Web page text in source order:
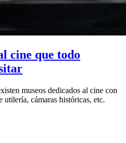
cine que todo
museos dedicados al cine con
utilería, cámaras históricas, etc.